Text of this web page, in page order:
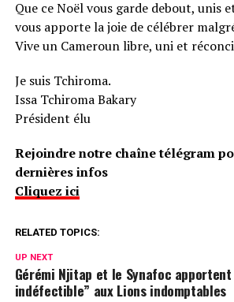
Que ce Noël vous garde debout, unis
vous apporte la joie de célébrer
Vive un Cameroun libre, uni et
Je suis Tchiroma.
Issa Tchiroma Bakary
Président élu
Rejoindre notre chaîne télégram
dernières infos
Cliquez ici
RELATED TOPICS:
UP NEXT
Gérémi Njitap et le Synafoc
indéfectible” aux Lions indomptables